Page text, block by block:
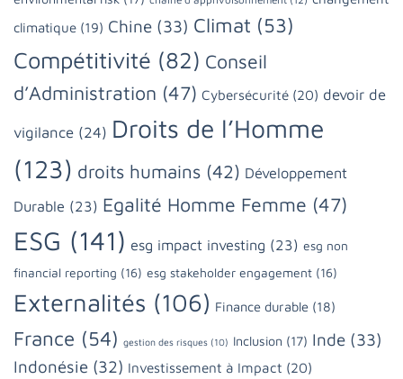
climatique (19) Chine (33) Climat (53)
Compétitivité (82) Conseil
d’Administration (47) Cybersécurité (20) devoir de
vigilance (24) Droits de l’Homme
(123) droits humains (42) Développement
Durable (23) Egalité Homme Femme (47)
ESG (141) esg impact investing (23) esg non
financial reporting (16) esg stakeholder engagement (16)
Externalités (106) Finance durable (18)
France (54) gestion des risques (10) Inclusion (17) Inde (33)
Indonésie (32) Investissement à Impact (20)